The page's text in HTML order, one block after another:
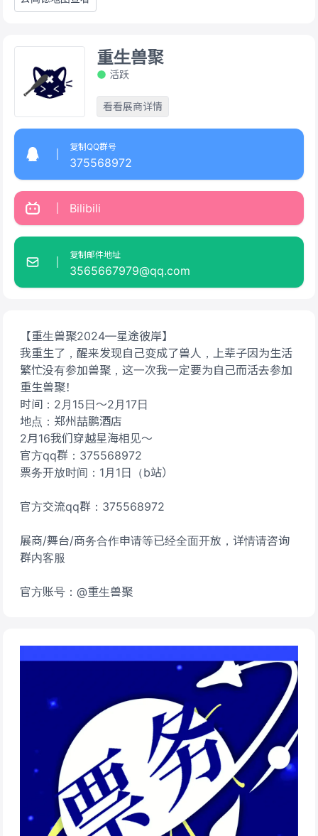
【重生兽聚2024—星途彼岸】
我重生了，醒来发现自己变成了兽人，上辈子因为生活
繁忙没有参加兽聚，这一次我一定要为自己而活去参加
重生兽聚！
时间：2月15日～2月17日
地点：郑州喆鹏酒店
2月16我们穿越星海相见～
官方qq群：375568972
票务开放时间：1月1日（b站）
官方交流qq群：375568972
展商/舞台/商务合作申请等已经全面开放，详情请咨询
群内客服
官方账号：@重生兽聚
重生兽聚
活跃
看看展商详情
复制QQ群号
375568972
Bilibili
复制邮件地址
3565667979@qq.com